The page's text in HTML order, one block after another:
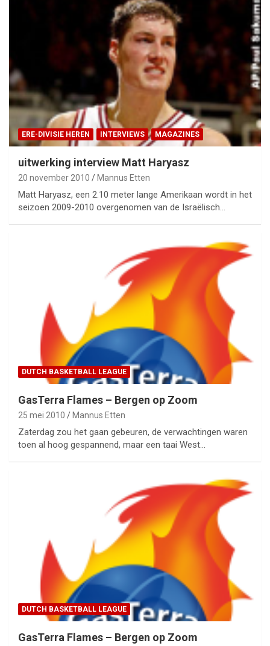
ERE-DIVISIE HEREN INTERVIEWS MAGAZINES
uitwerking interview Matt Haryasz
20 november 2010 Mannus Etten
Matt Haryasz, een 2.10 meter lange Amerikaan wordt in het
seizoen 2009-2010 overgenomen van de Israëlisch…
DUTCH BASKETBALL LEAGUE
GasTerra Flames – Bergen op Zoom
25 mei 2010 Mannus Etten
Zaterdag zou het gaan gebeuren, de verwachtingen waren
toen al hoog gespannend, maar een taai West…
DUTCH BASKETBALL LEAGUE
GasTerra Flames – Bergen op Zoom